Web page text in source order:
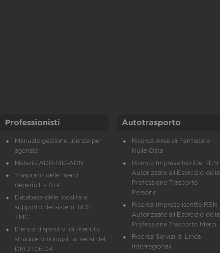
Professionisti
Manuale gestione utenze per
agenzie
Materia ADR-RID-ADN
Trasporto delle merci
deperibili - ATP
Database delle località a
supporto dei sistemi RDS
TMC
Elenco dispositivi di ritenuta
stradale omologati ai sensi del
DM 21.06.04
Autotrasporto
Ricerca Aree di Fermata e
Nulla Osta
Ricerca Imprese Iscritte REN
Autorizzate all'Esercizio della
Professione Trasporto
Persone
Ricerca Imprese iscritte REN
Autorizzate all'Esercizio della
Professione Trasporto Merci
Ricerca Servizi di Linea
Interregionali